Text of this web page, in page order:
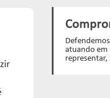
atuando
representar,